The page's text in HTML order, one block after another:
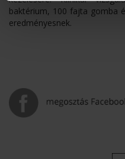
baktérium, 100 fajta gomba
eredményesnek.